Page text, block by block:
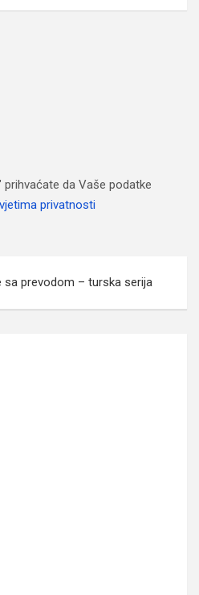
prihvaćate da Vaše podatke
privatnosti
sa prevodom – turska serija